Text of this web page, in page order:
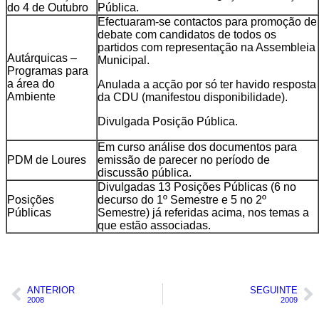
do 4 de Outubro
Pública.
Autárquicas –
Programas para
a área do
Ambiente
Efectuaram-se contactos para promoção de
debate com candidatos de todos os
partidos com representação na Assembleia
Municipal.
Anulada a acção por só ter havido resposta
da CDU (manifestou disponibilidade).
Divulgada Posição Pública.
PDM de Loures
Em curso análise dos documentos para
emissão de parecer no período de
discussão pública.
Posições
Públicas
Divulgadas 13 Posições Públicas (6 no
decurso do 1º Semestre e 5 no 2º
Semestre) já referidas acima, nos temas a
que estão associadas.
ANTERIOR
2008
SEGUINTE
2009